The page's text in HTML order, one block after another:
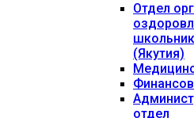
Отдел
(Якутия)
отдел